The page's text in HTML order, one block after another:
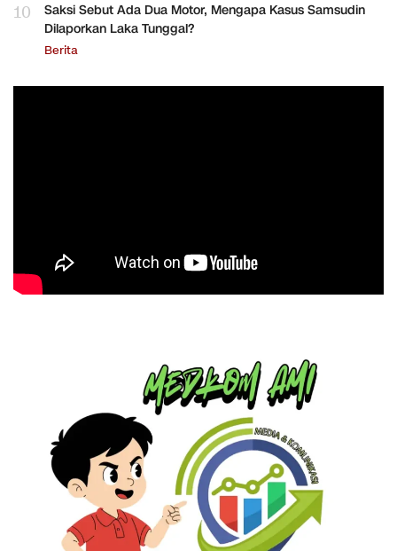
10
Saksi Sebut Ada Dua Motor, Mengapa Kasus Samsudin
Dilaporkan Laka Tunggal?
Berita